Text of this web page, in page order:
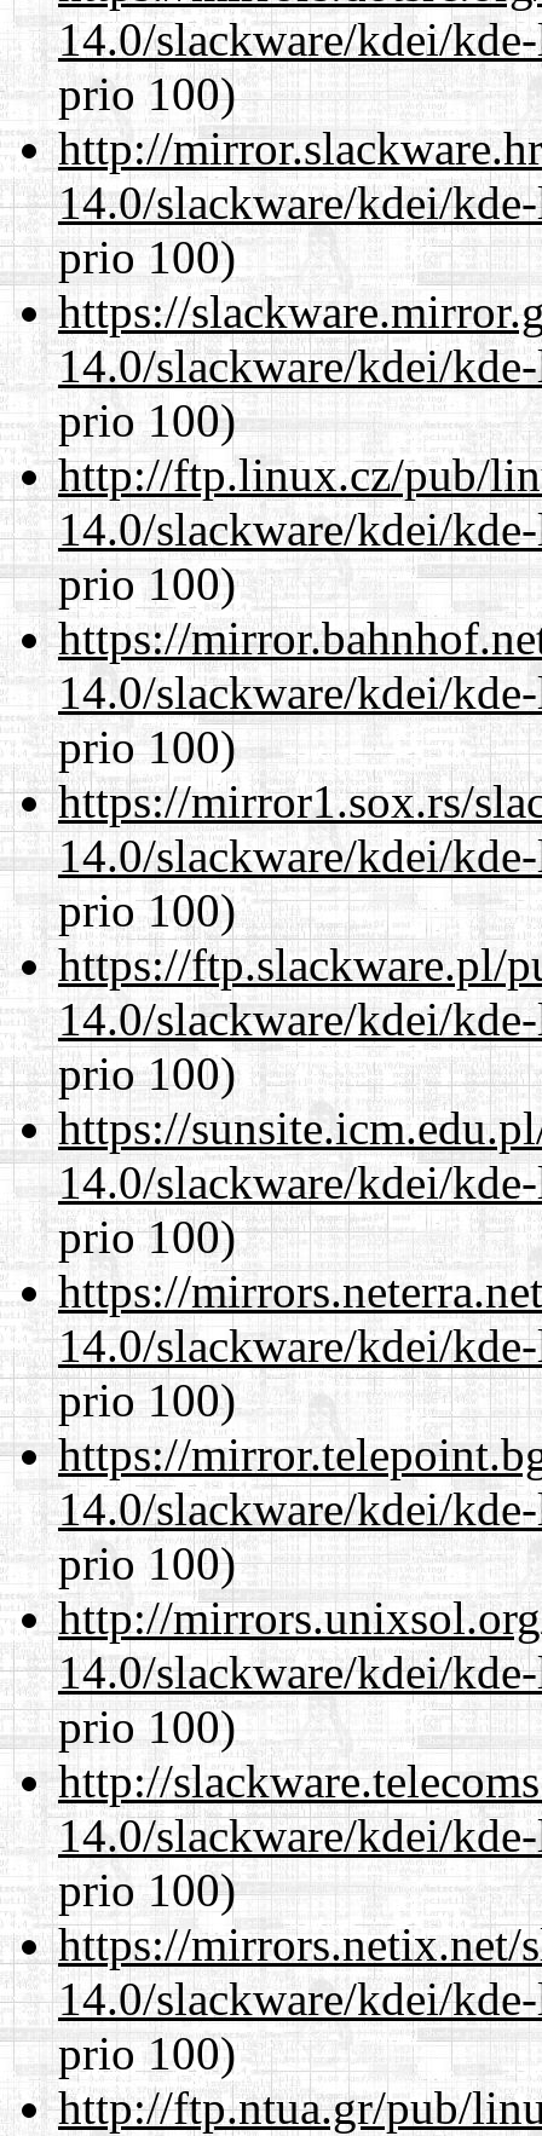
14.0/slackware/kdei/
prio 100)
http://
14.0/slackware/kdei/
prio 100)
https://
14.0/slackware/kdei/
prio 100)
http://ftp.linux.cz/pub/
14.0/slackware/kdei/
prio 100)
https://
14.0/slackware/kdei/
prio 100)
https://mirror1.sox.rs/
14.0/slackware/kdei/
prio 100)
https://ftp.slackware.pl/
14.0/slackware/kdei/
prio 100)
https://
14.0/slackware/kdei/
prio 100)
https://
14.0/slackware/kdei/
prio 100)
https://
14.0/slackware/kdei/
prio 100)
http://
14.0/slackware/kdei/
prio 100)
http://
14.0/slackware/kdei/
prio 100)
https://mirrors.netix.net/
14.0/slackware/kdei/
prio 100)
http://ftp.ntua.gr/pub/